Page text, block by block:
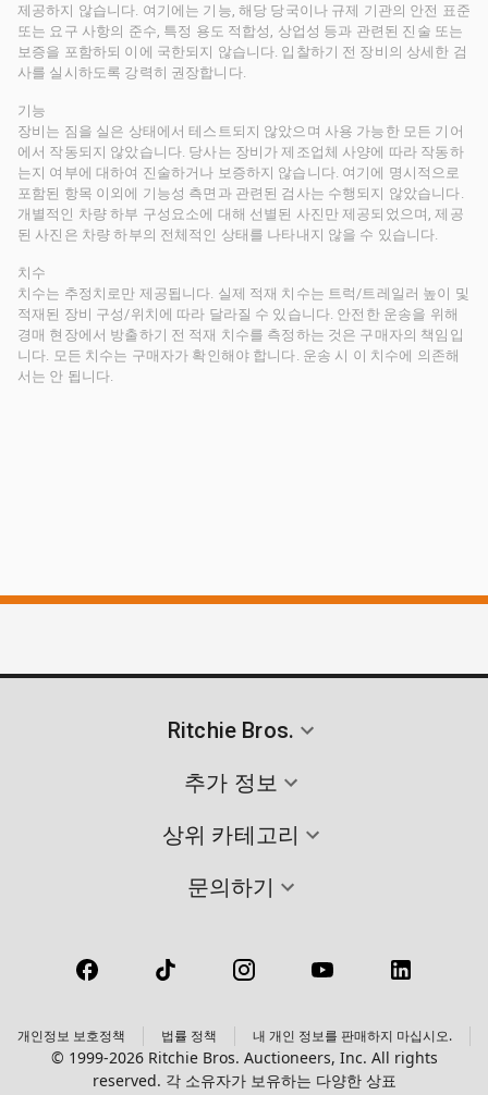
제공하지 않습니다. 여기에는 기능, 해당 당국이나 규제 기관의 안전 표준
또는 요구 사항의 준수, 특정 용도 적합성, 상업성 등과 관련된 진술 또는
보증을 포함하되 이에 국한되지 않습니다. 입찰하기 전 장비의 상세한 검
사를 실시하도록 강력히 권장합니다.
기능
장비는 짐을 실은 상태에서 테스트되지 않았으며 사용 가능한 모든 기어
에서 작동되지 않았습니다. 당사는 장비가 제조업체 사양에 따라 작동하
는지 여부에 대하여 진술하거나 보증하지 않습니다. 여기에 명시적으로
포함된 항목 이외에 기능성 측면과 관련된 검사는 수행되지 않았습니다.
개별적인 차량 하부 구성요소에 대해 선별된 사진만 제공되었으며, 제공
된 사진은 차량 하부의 전체적인 상태를 나타내지 않을 수 있습니다.
치수
치수는 추정치로만 제공됩니다. 실제 적재 치수는 트럭/트레일러 높이 및
적재된 장비 구성/위치에 따라 달라질 수 있습니다. 안전한 운송을 위해
경매 현장에서 방출하기 전 적재 치수를 측정하는 것은 구매자의 책임입
니다. 모든 치수는 구매자가 확인해야 합니다. 운송 시 이 치수에 의존해
서는 안 됩니다.
Ritchie Bros.
추가 정보
상위 카테고리
문의하기
개인정보 보호정책 법률 정책 내 개인 정보를 판매하지 마십시오.
© 1999-2026 Ritchie Bros. Auctioneers, Inc. All rights
reserved. 각 소유자가 보유하는 다양한 상표